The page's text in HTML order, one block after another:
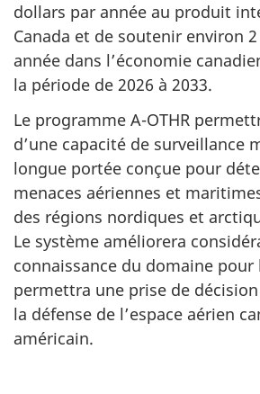
dollars par année au produit
Canada et de soutenir environ
année dans l’économie
la période de 2026 à 2033.
Le programme A-OTHR
d’une capacité de surveillance
longue portée conçue pour
menaces aériennes et
des régions nordiques et
Le système améliorera
connaissance du domaine pour
permettra une prise de
la défense de l’espace aérien
américain.